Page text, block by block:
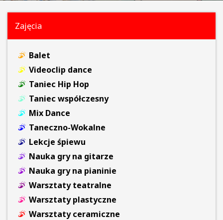
Zajęcia
Balet
Videoclip dance
Taniec Hip Hop
Taniec współczesny
Mix Dance
Taneczno-Wokalne
Lekcje śpiewu
Nauka gry na gitarze
Nauka gry na pianinie
Warsztaty teatralne
Warsztaty plastyczne
Warsztaty ceramiczne